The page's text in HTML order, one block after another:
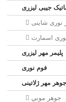
جیبی لیزری
نوری شاینی
اسمارت
پلیمر مهر لیزری
فوم نوری
جوهر مهر ژلاتینی
جوهر موبي